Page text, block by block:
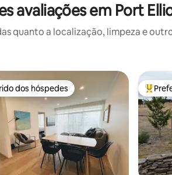
avaliações em Port
quanto a localização, limpeza e
melhores preferidos dos hóspedes
dos hóspedes Entre